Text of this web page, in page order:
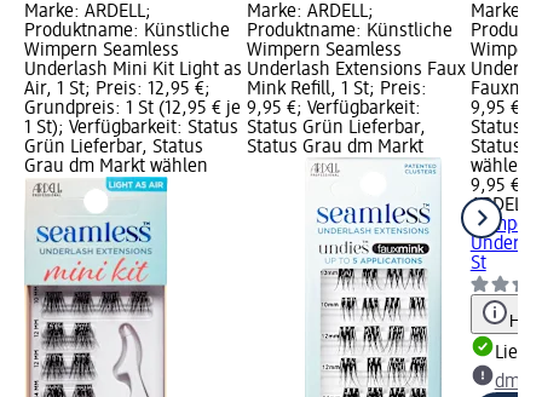
Marke: ARDELL;
Produktname: Künstliche
Wimpern Seamless
Underlash Mini Kit Light as
Air, 1 St; Preis: 12,95 €;
Grundpreis: 1 St (12,95 € je
1 St); Verfügbarkeit: Status
Grün Lieferbar, Status
Grau dm Markt wählen
Marke: ARDELL;
Produktname: Künstliche
Wimpern Seamless
Underlash Extensions Faux
Mink Refill, 1 St; Preis:
9,95 €; Verfügbarkeit:
Status Grün Lieferbar,
Status Grau dm Markt
Marke:
9,95 €;
Status
Status
wählen
9,95 €
ARDELL
St
dm